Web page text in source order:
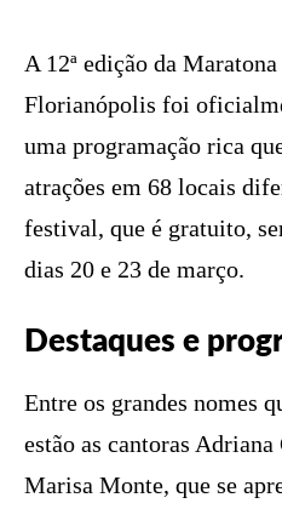
A 12ª edição da
Florianópolis foi
uma programação rica
atrações em 68 locais
festival, que é gratuito,
dias 20 e 23 de março.
Destaques e
Entre os grandes nomes
estão as cantoras
Marisa Monte, que se